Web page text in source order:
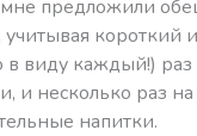
мне предложили
виду каждый!)
и несколько раз
напитки.